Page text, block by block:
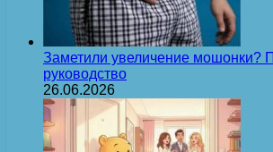
Заметили увеличение мошонки?
руководство
26.06.2026